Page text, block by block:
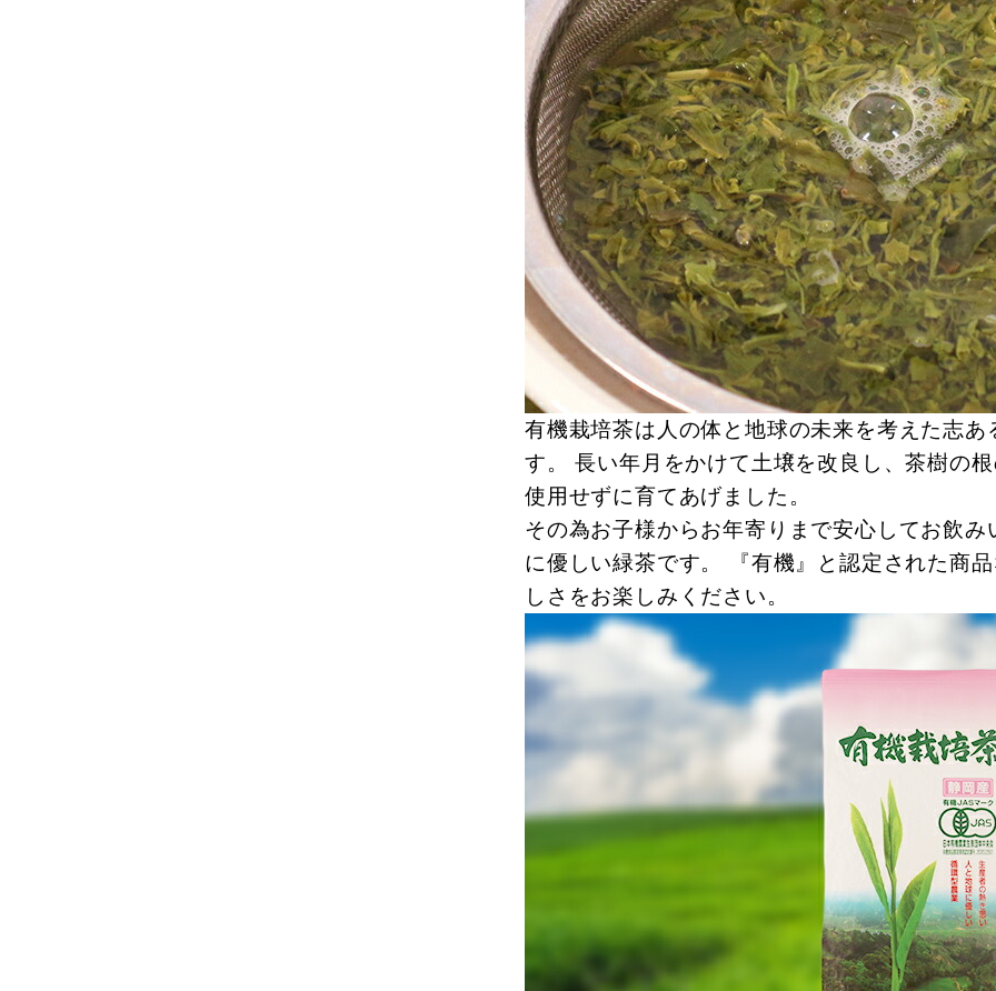
有機栽培茶は人の体と地球の未来を考えた志
す。 長い年月をかけて土壌を改良し、茶樹の
使用せずに育てあげました。
その為お子様からお年寄りまで安心してお飲
に優しい緑茶です。 『有機』と認定された商
しさをお楽しみください。